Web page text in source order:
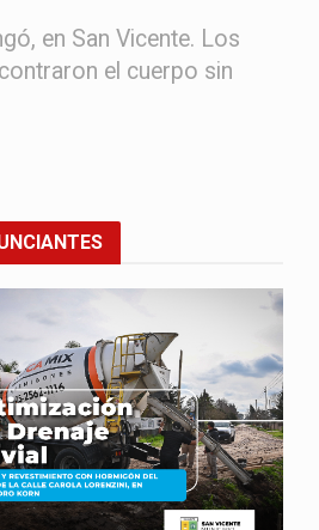
en San Vicente. Los
el cuerpo sin